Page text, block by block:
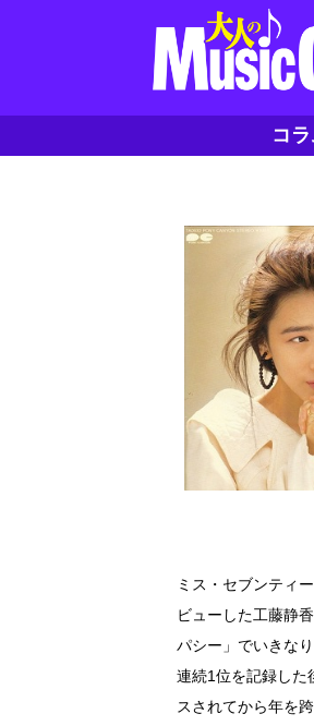
コ
ミス・セブンティ
ビューした工藤静
パシー」でいきな
連続1位を記録した
スされてから年を